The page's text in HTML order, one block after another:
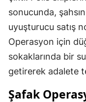
sonucunda,
uyuşturucu satış
Operasyon için
sokaklarında bir
getirerek adalete
Şafak